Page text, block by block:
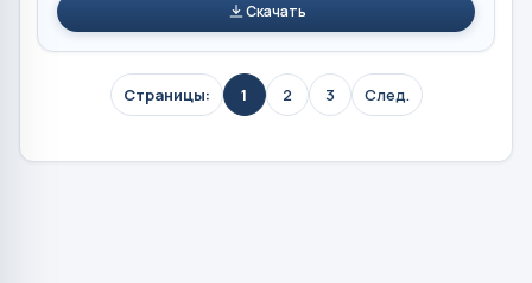
Скачать
Страницы: 1 2 3 След.